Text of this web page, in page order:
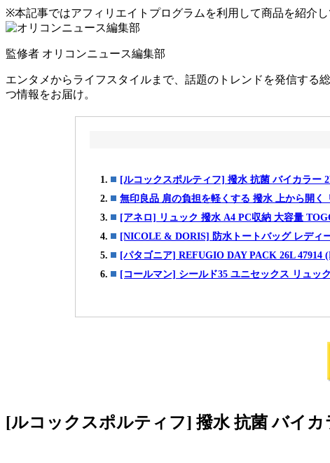
※本記事ではアフィリエイトプログラムを利用して商品を紹介し
監修者 オリコンニュース編集部
エンタメからライフスタイルまで、話題のトレンドを発信する
つ情報をお届け。
[ルコックスポルティフ] 撥水 抗菌 バイカラー
無印良品 肩の負担を軽くする 撥水 上から開く
[アネロ] リュック 撥水 A4 PC収納 大容量
[NICOLE & DORIS] 防水トートバッグ レディ
[パタゴニア] REFUGIO DAY PACK 26L 47914
[コールマン] シールド35 ユニセックス リュッ
[ルコックスポルティフ] 撥水 抗菌 バイカ